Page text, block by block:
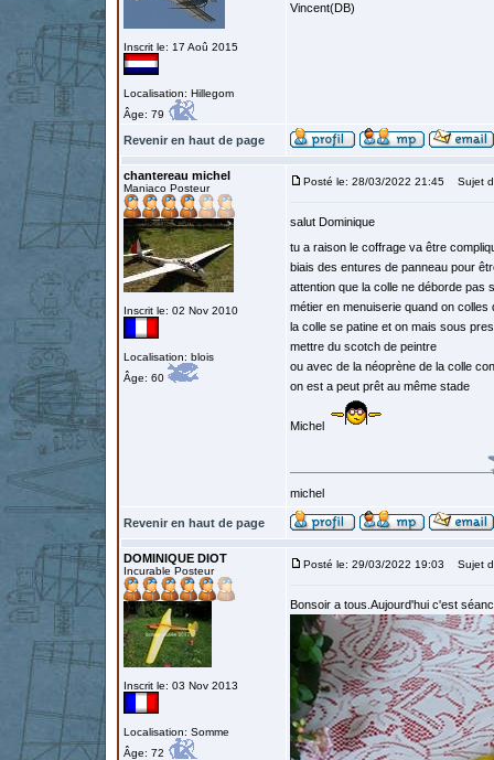
Inscrit le: 17 Aoû 2015
Localisation: Hillegom
Âge: 79
Vincent(DB)
Revenir en haut de page
chantereau michel
Maniaco Posteur
Inscrit le: 02 Nov 2010
Localisation: blois
Âge: 60
Posté le: 28/03/2022 21:45 Sujet
salut Dominique
tu a raison le coffrage va être
biais des entures de panneau pour
attention que la colle ne déborde pas
métier en menuiserie quand on
la colle se patine et on mais sous
mettre du scotch de peintre
ou avec de la néoprène de la colle
on est a peut prêt au même stade
Michel
michel
Revenir en haut de page
DOMINIQUE DIOT
Incurable Posteur
Inscrit le: 03 Nov 2013
Localisation: Somme
Âge: 72
Posté le: 29/03/2022 19:03 Sujet
Bonsoir a tous.Aujourd'hui c'est